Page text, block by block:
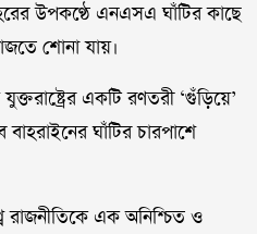
উপকণ্ঠে এনএসএ ঘাঁটির কাছে
শোনা যায়।
একটি রণতরী ‘গুঁড়িয়ে’
ঘাঁটির চারপাশে
রাজনীতিকে এক অনিশ্চিত ও